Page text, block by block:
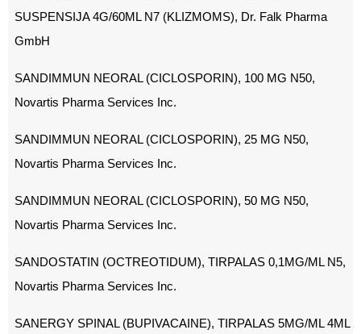
SUSPENSIJA 4G/60ML N7 (KLIZMOMS), Dr. Falk Pharma
GmbH
SANDIMMUN NEORAL (CICLOSPORIN), 100 MG N50,
Novartis Pharma Services Inc.
SANDIMMUN NEORAL (CICLOSPORIN), 25 MG N50,
Novartis Pharma Services Inc.
SANDIMMUN NEORAL (CICLOSPORIN), 50 MG N50,
Novartis Pharma Services Inc.
SANDOSTATIN (OCTREOTIDUM), TIRPALAS 0,1MG/ML N5,
Novartis Pharma Services Inc.
SANERGY SPINAL (BUPIVACAINE), TIRPALAS 5MG/ML 4ML